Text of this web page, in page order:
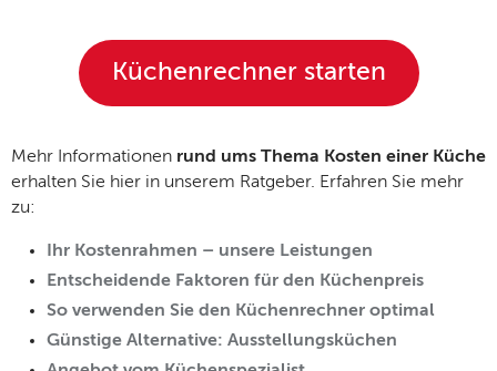
Küchenrechner starten
Mehr Informationen rund ums Thema Kosten einer Küche
erhalten Sie hier in unserem Ratgeber. Erfahren Sie mehr
zu:
Ihr Kostenrahmen – unsere Leistungen
Entscheidende Faktoren für den Küchenpreis
So verwenden Sie den Küchenrechner optimal
Günstige Alternative: Ausstellungsküchen